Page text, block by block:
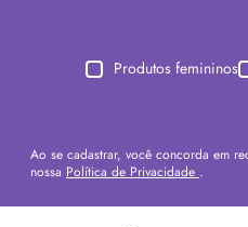
Produtos femininos
Ao se cadastrar, você concorda em
nossa Política de Privacidade .